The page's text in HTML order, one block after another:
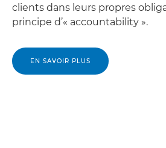
clients dans leurs propres
principe d’« accountability ».
EN SAVOIR PLUS